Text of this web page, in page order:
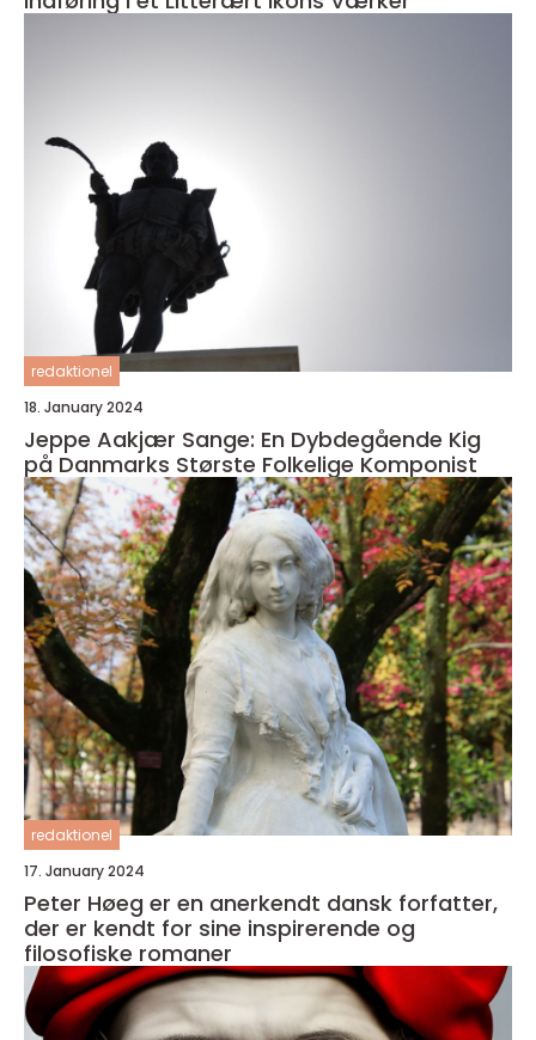
redaktionel
18. January 2024
Jeppe Aakjær Sange: En Dybdegående Kig
på Danmarks Største Folkelige Komponist
redaktionel
17. January 2024
Peter Høeg er en anerkendt dansk forfatter,
der er kendt for sine inspirerende og
filosofiske romaner